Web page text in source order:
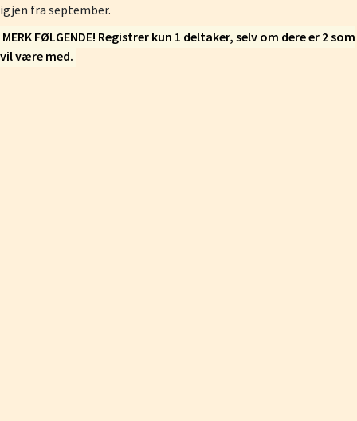
igjen fra september.
MERK FØLGENDE! Registrer kun 1 deltaker, selv om dere er 2 som
vil være med.